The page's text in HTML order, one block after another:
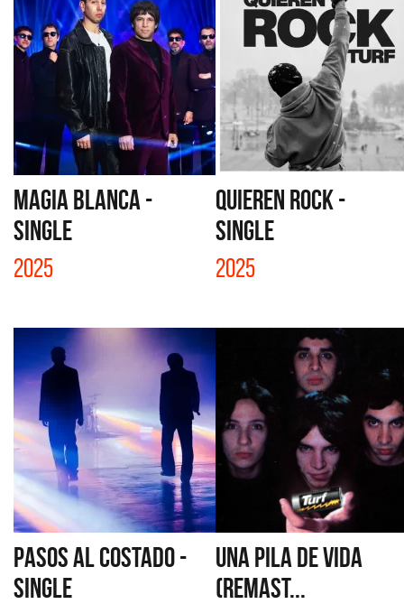
MAGIA BLANCA -
SINGLE
2025
QUIEREN ROCK -
SINGLE
2025
PASOS AL COSTADO -
SINGLE
UNA PILA DE VIDA
(REMAST...